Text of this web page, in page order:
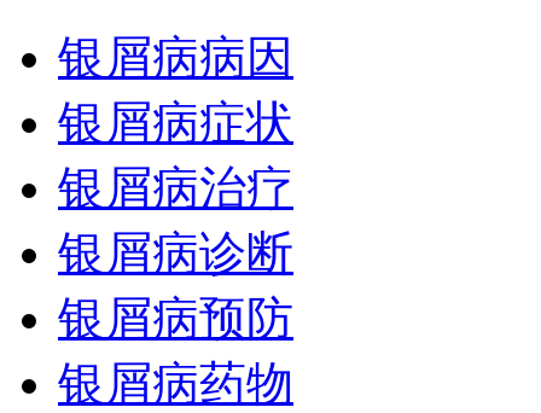
银屑病病因
银屑病症状
银屑病治疗
银屑病诊断
银屑病预防
银屑病药物